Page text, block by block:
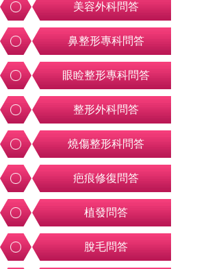
美容外科問答
鼻整形專科問答
眼睑整形專科問答
整形外科問答
燒傷整形科問答
疤痕修復問答
植發問答
脫毛問答